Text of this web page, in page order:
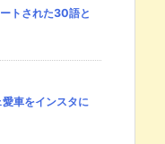
トされた30語と
愛車をインスタに